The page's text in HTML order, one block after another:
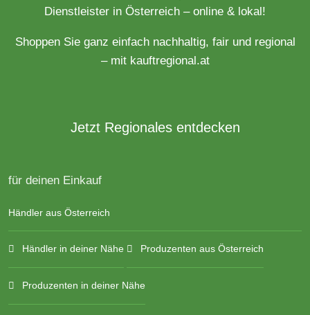
Dienstleister in Österreich – online & lokal!
Shoppen Sie ganz einfach nachhaltig, fair und regional
– mit kauftregional.at
Jetzt Regionales entdecken
für deinen Einkauf
Händler aus Österreich
Händler in deiner Nähe Produzenten aus Österreich
Produzenten in deiner Nähe